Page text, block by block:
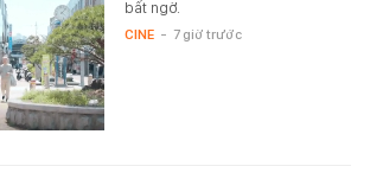
bất ngờ.
CINE - 7 giờ trước